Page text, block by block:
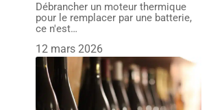
Débrancher un moteur thermique
pour le remplacer par une batterie,
ce n'est…
12 mars 2026